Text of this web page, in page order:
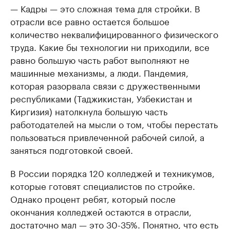
— Кадры — это сложная тема для стройки. В
отрасли все равно остается большое
количество неквалифицированного физического
труда. Какие бы технологии ни приходили, все
равно большую часть работ выполняют не
машинные механизмы, а люди. Пандемия,
которая разорвала связи с дружественными
республиками (Таджикистан, Узбекистан и
Киргизия) натолкнула большую часть
работодателей на мысли о том, чтобы перестать
пользоваться привлеченной рабочей силой, а
заняться подготовкой своей.
В России порядка 120 колледжей и техникумов,
которые готовят специалистов по стройке.
Однако процент ребят, который после
окончания колледжей остаются в отрасли,
достаточно мал — это 30-35%. Понятно, что есть